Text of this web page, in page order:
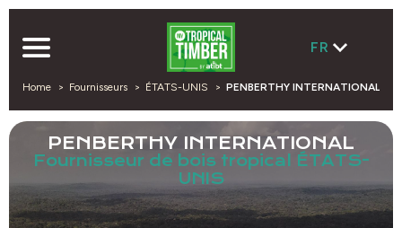
FR
Home Fournisseurs ÉTATS-UNIS PENBERTHY INTERNATIONAL
PENBERTHY INTERNATIONAL
Fournisseur de bois tropical ÉTATS-
UNIS